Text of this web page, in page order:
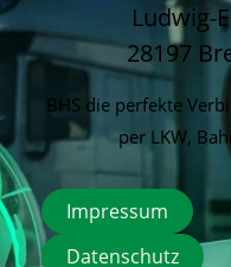
Ludwig-
28197
BHS die perfekte
per LKW,
Impressum
Datenschutz